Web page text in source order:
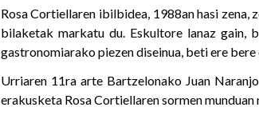
Rosa Cortiellaren ibilbidea, 1988an hasi
bilaketak markatu du. Eskultore lanaz gain,
gastronomiarako piezen diseinua, beti ere
Urriaren 11ra arte Bartzelonako Juan
erakusketa Rosa Cortiellaren sormen